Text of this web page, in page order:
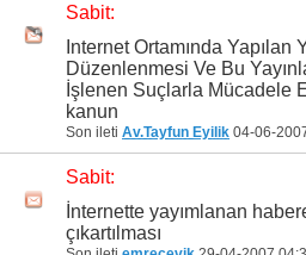
Sabit:
Internet Ortamında Yapılan
Düzenlenmesi Ve Bu
İşlenen Suçlarla Mücadele
kanun
Son ileti Av.Tayfun Eyilik 04-06-
Sabit:
İnternette yayımlanan
çıkartılması